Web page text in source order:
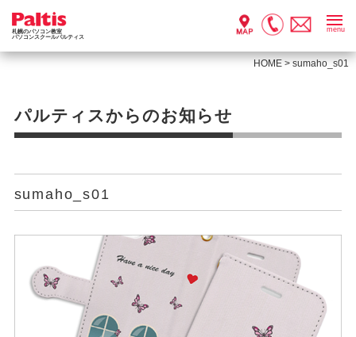
札幌のパソコン教室
パソコンスクールパルティス
menu
HOME >sumaho_s01
パルティスからのお知らせ
sumaho_s01